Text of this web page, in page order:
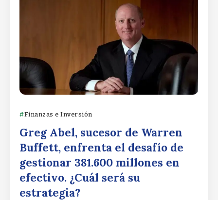
Finanzas e Inversión
Greg Abel, sucesor de Warren
Buffett, enfrenta el desafío de
gestionar 381.600 millones en
efectivo. ¿Cuál será su
estrategia?